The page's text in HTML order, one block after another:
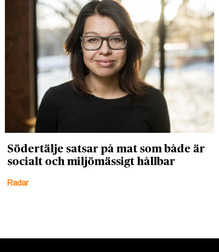
Södertälje satsar på mat som både är
socialt och miljömässigt hållbar
Radar